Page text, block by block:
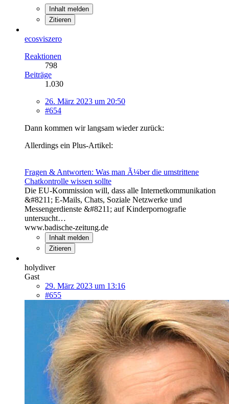
Inhalt melden
Zitieren
ecosviszero
Reaktionen
798
Beiträge
1.030
26. März 2023 um 20:50
#654
Dann kommen wir langsam wieder zurück:
Allerdings ein Plus-Artikel:
Fragen & Antworten: Was man Ã¼ber die umstrittene
Chatkontrolle wissen sollte
Die EU-Kommission will, dass alle Internetkommunikation
&#8211; E-Mails, Chats, Soziale Netzwerke und
Messengerdienste &#8211; auf Kinderpornografie
untersucht…
www.badische-zeitung.de
Inhalt melden
Zitieren
holydiver
Gast
29. März 2023 um 13:16
#655